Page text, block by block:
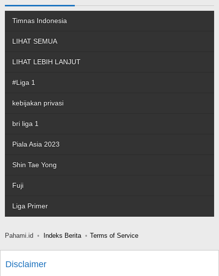
Timnas Indonesia
LIHAT SEMUA
LIHAT LEBIH LANJUT
#Liga 1
kebijakan privasi
bri liga 1
Piala Asia 2023
Shin Tae Yong
Fuji
Liga Primer
Pahami.id Indeks Berita Terms of Service
Disclaimer